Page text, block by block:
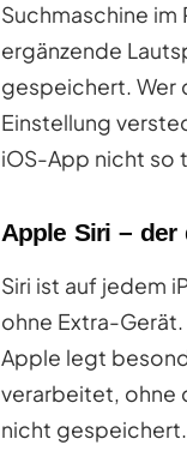
Suchmaschine im
ergänzende
gespeichert. Wer
Einstellung
iOS-App nicht so
Apple Siri – der
Siri ist auf jedem
ohne Extra-
Apple legt
verarbeitet, ohne
nicht